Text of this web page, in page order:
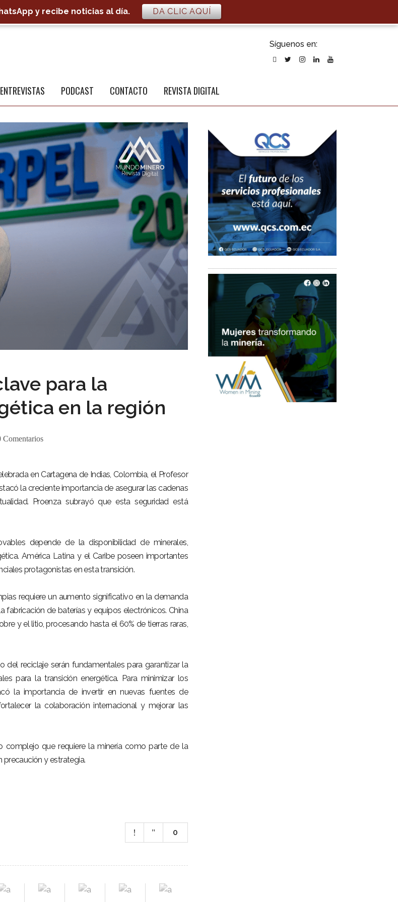
Síguenos en:
ENTREVISTAS PODCAST CONTACTO REVISTA DIGITAL
para la
en la región
Comentarios
en Cartagena de Indias, Colombia, el Profesor
la creciente importancia de asegurar las cadenas
Proenza subrayó que esta seguridad está
depende de la disponibilidad de minerales,
América Latina y el Caribe poseen importantes
protagonistas en esta transición.
requiere un aumento significativo en la demanda
fabricación de baterías y equipos electrónicos. China
y el litio, procesando hasta el 60% de tierras raras,
del reciclaje serán fundamentales para garantizar la
para la transición energética. Para minimizar los
la importancia de invertir en nuevas fuentes de
la colaboración internacional y mejorar las
complejo que requiere la minería como parte de la
y estrategia.
0
y recibe noticias al día. DA CLIC AQUÍ